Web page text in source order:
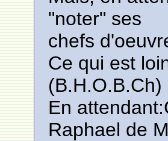
"noter" ses
chefs
Ce qui est
(B.H.O.B.Ch)
En
Raphael de